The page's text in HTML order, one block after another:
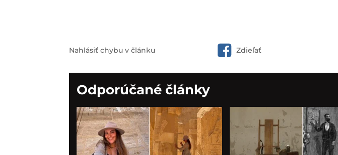
Nahlásiť chybu v článku Zdieľať
Odporúčané články